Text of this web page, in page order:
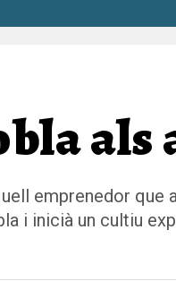
als
emprenedor que
i inicià un cultiu